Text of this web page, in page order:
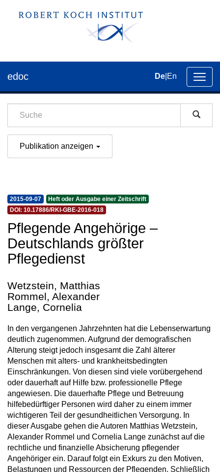
der
edoc De En
Publikation anzeigen
2015-09-07
Heft oder Ausgabe einer Zeitschrift
DOI: 10.17886/RKI-GBE-2016-018
Pflegende Angehörige –
Deutschlands größter
Pflegedienst
Wetzstein, Matthias
Rommel, Alexander
Lange, Cornelia
In den vergangenen Jahrzehnten hat die Lebenserwartung
deutlich zugenommen. Aufgrund der demografischen
Alterung steigt jedoch insgesamt die Zahl älterer
Menschen mit alters- und krankheitsbedingten
Einschränkungen. Von diesen sind viele vorübergehend
oder dauerhaft auf Hilfe bzw. professionelle Pflege
angewiesen. Die dauerhafte Pflege und Betreuung
hilfebedürftiger Personen wird daher zu einem immer
wichtigeren Teil der gesundheitlichen Versorgung. In
dieser Ausgabe gehen die Autoren Matthias Wetzstein,
Alexander Rommel und Cornelia Lange zunächst auf die
rechtliche und finanzielle Absicherung pflegender
Angehöriger ein. Darauf folgt ein Exkurs zu den Motiven,
Belastungen und Ressourcen der Pflegenden. Schließlich